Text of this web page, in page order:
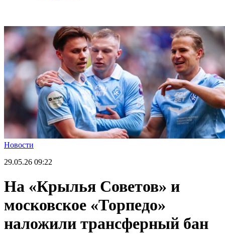
Новости
29.05.26 09:22
На «Крылья Советов» и
московское «Торпедо»
наложили трансферный бан